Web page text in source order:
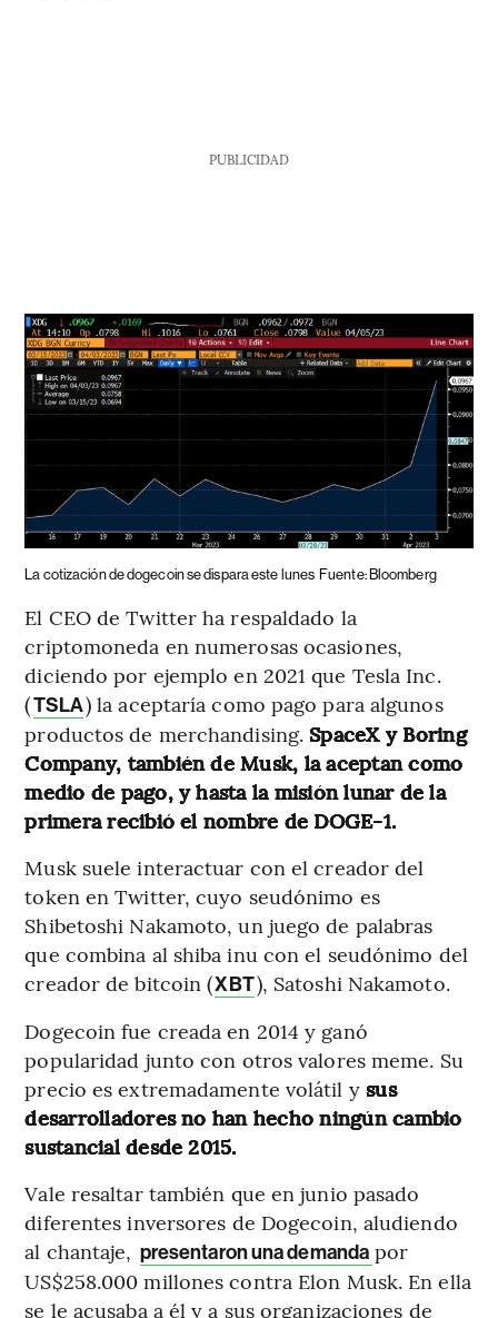
PUBLICIDAD
La cotización de dogecoin se dispara este lunes Fuente: Bloomberg
El CEO de Twitter ha respaldado la
criptomoneda en numerosas ocasiones,
diciendo por ejemplo en 2021 que Tesla Inc.
(TSLA) la aceptaría como pago para algunos
productos de merchandising. SpaceX y Boring
Company, también de Musk, la aceptan como
medio de pago, y hasta la misión lunar de la
primera recibió el nombre de DOGE-1.
Musk suele interactuar con el creador del
token en Twitter, cuyo seudónimo es
Shibetoshi Nakamoto, un juego de palabras
que combina al shiba inu con el seudónimo del
creador de bitcoin (XBT), Satoshi Nakamoto.
Dogecoin fue creada en 2014 y ganó
popularidad junto con otros valores meme. Su
precio es extremadamente volátil ysus
desarrolladores no han hecho ningún cambio
sustancial desde 2015.
Vale resaltar también que en junio pasado
diferentes inversores de Dogecoin, aludiendo
al chantaje, presentaron una demanda por
US$258.000 millones contra Elon Musk. En ella
se le acusaba a él y a sus organizaciones de